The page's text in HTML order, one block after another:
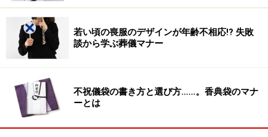
お通夜・葬式での会話マナー2：受付
マナー本では「受付での挨拶は『このたびはご愁傷様で
す』と言うように。」と書かれていることが多いです
が、実際は軽く黙礼して受付を済ます人が多いようで
す。
若い頃の喪服のデザインが年齢不相応!? 失敗
談から学ぶ葬儀マナー
不祝儀袋の書き方と選び方……。香典袋のマナ
ーとは